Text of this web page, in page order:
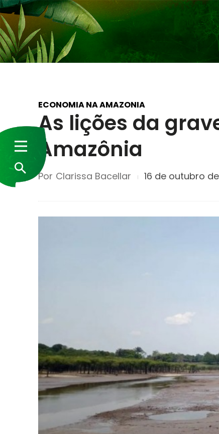
ECONOMIA NA AMAZONIA
As lições da
Amazônia
Por Clarissa Bacellar 16 de outubro